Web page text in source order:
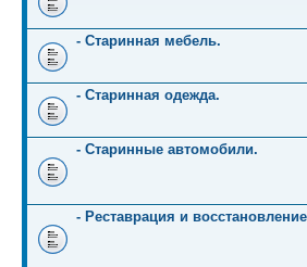
- Старинная мебель.
- Старинная одежда.
- Старинные автомобили.
- Реставрация и